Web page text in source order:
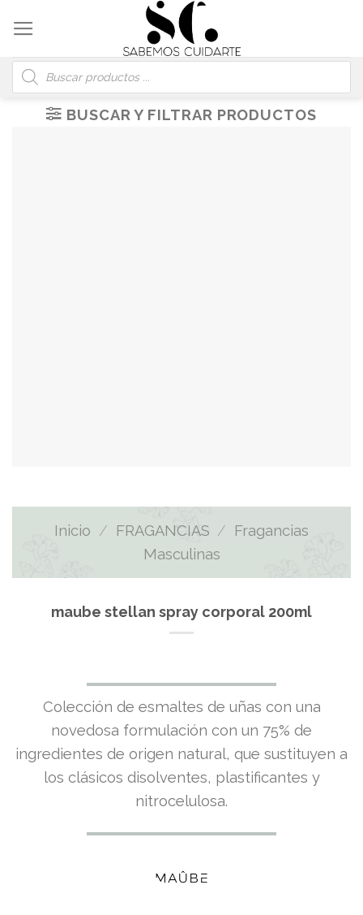
content
Búsqueda
de
productos
BUSCAR Y FILTRAR PRODUCTOS
Inicio / FRAGANCIAS /
Fragancias
Masculinas
maube stellan spray corporal 200ml
El
precio
original
era:
9,95€.
El
precio
actual
es:
9,95€.
Colección de esmaltes de uñas con una
novedosa formulación con un 75% de
ingredientes de origen natural, que sustituyen a
los clásicos disolventes, plastificantes y
nitrocelulosa.